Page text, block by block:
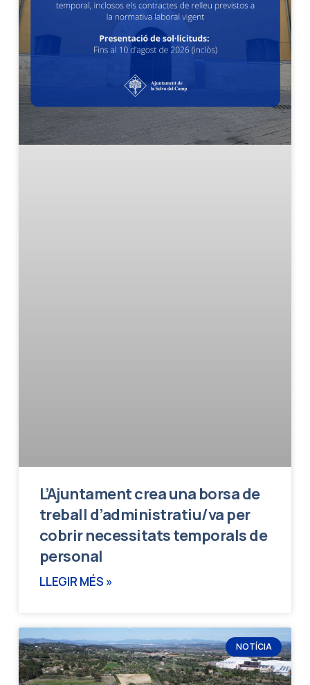
L’Ajuntament crea una borsa de
treball d’administratiu/va per
cobrir necessitats temporals de
personal
LLEGIR MÉS »
NOTÍCIA